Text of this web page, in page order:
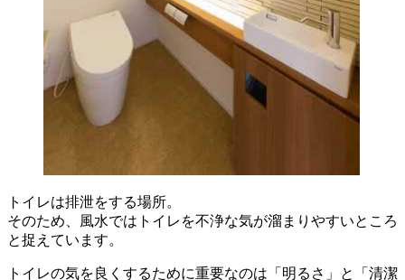
トイレは排泄をする場所。
そのため、風水ではトイレを不浄な気が溜まりやすいところ
と捉えています。
トイレの気を良くするために重要なのは「明るさ」と「清潔